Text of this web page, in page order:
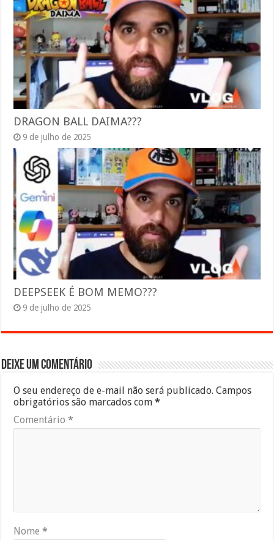
DRAGON BALL DAIMA???
9 de julho de 2025
DEEPSEEK É BOM MEMO???
9 de julho de 2025
Deixe um comentário
O seu endereço de e-mail não será publicado. Campos
obrigatórios são marcados com*
Comentário*
Nome*